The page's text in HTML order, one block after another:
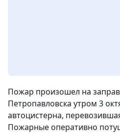
Пожар произошел на
Петропавловска утром 3
автоцистерна,
Пожарные оперативно